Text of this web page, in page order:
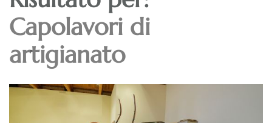
Capolavori di
artigianato